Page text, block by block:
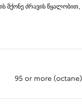
მქონე ძრავის წყალობით,
95 or more (octane)